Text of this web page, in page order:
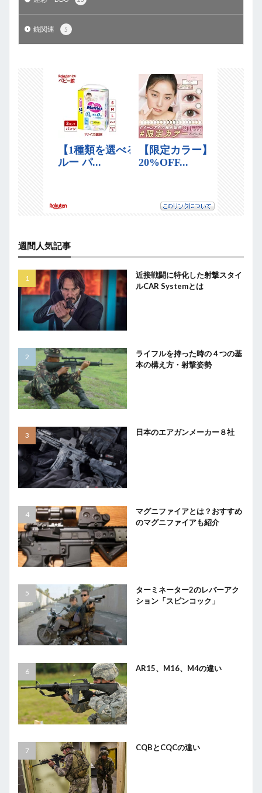
銃関連 5
週間人気記事
近接戦闘に特化した射撃スタイ
ルCAR Systemとは
ライフルを持った時の４つの基
本の構え方・射撃姿勢
日本のエアガンメーカー８社
マグニファイアとは？おすすめ
のマグニファイアも紹介
ターミネーター2のレバーアク
ション「スピンコック」
AR15、M16、M4の違い
CQBとCQCの違い